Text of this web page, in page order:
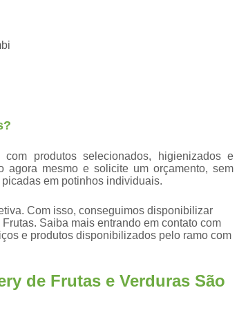
Fornecedor de Frutas Congeladas
Frutas Congeladas 1kg
Frutas Naturais Congeladas
Pacotes de Frutas Congeladas
Polpa de
Frutas Cortadas em Delivery
Frutas
produtos selecionados, higienizados e
agora mesmo e solicite um orçamento, sem
em potinhos individuais.
Com isso, conseguimos disponibilizar
Saiba mais entrando em contato com
e produtos disponibilizados pelo ramo com
de Frutas e Verduras São